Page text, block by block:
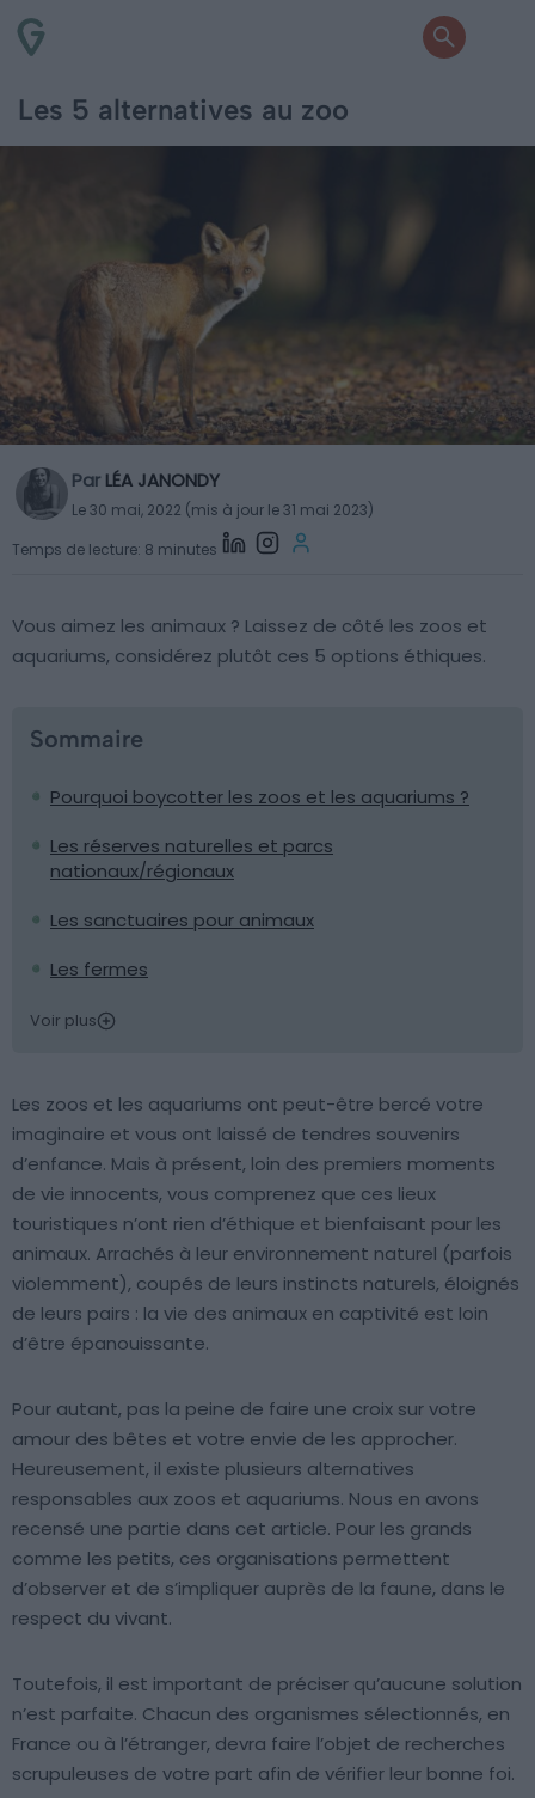
Les 5 alternatives au zoo
Par LÉA JANONDY
Le 30 mai, 2022 (mis à jour le 31 mai 2023)
Temps de lecture: 8 minutes
Vous aimez les animaux ? Laissez de côté les zoos et
aquariums, considérez plutôt ces 5 options éthiques.
Sommaire
Pourquoi boycotter les zoos et les aquariums ?
Les réserves naturelles et parcs
nationaux/régionaux
Les sanctuaires pour animaux
Les fermes
Voir plus
Les zoos et les aquariums ont peut-être bercé votre
imaginaire et vous ont laissé de tendres souvenirs
d’enfance. Mais à présent, loin des premiers moments
de vie innocents, vous comprenez que ces lieux
touristiques n’ont rien d’éthique et bienfaisant pour les
animaux. Arrachés à leur environnement naturel (parfois
violemment), coupés de leurs instincts naturels, éloignés
de leurs pairs : la vie des animaux en captivité est loin
d’être épanouissante.
Pour autant, pas la peine de faire une croix sur votre
amour des bêtes et votre envie de les approcher.
Heureusement, il existe plusieurs alternatives
responsables aux zoos et aquariums. Nous en avons
recensé une partie dans cet article. Pour les grands
comme les petits, ces organisations permettent
d’observer et de s’impliquer auprès de la faune, dans le
respect du vivant.
Toutefois, il est important de préciser qu’aucune solution
n’est parfaite. Chacun des organismes sélectionnés, en
France ou à l’étranger, devra faire l’objet de recherches
scrupuleuses de votre part afin de vérifier leur bonne foi.